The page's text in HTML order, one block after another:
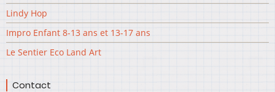
Lindy Hop
Impro Enfant 8-13 ans et 13-17 ans
Le Sentier Eco Land Art
Contact